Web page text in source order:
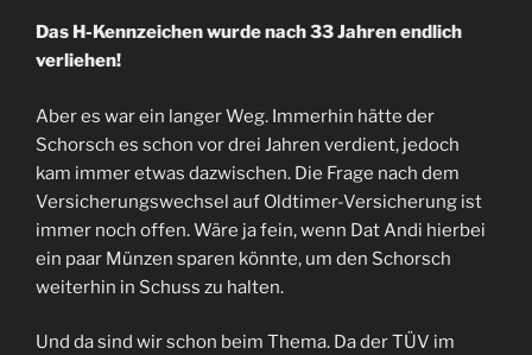
Das H-Kennzeichen wurde nach 33 Jahren endlich
verliehen!
Aber es war ein langer Weg. Immerhin hätte der
Schorsch es schon vor drei Jahren verdient, jedoch
kam immer etwas dazwischen. Die Frage nach dem
Versicherungswechsel auf Oldtimer-Versicherung ist
immer noch offen. Wäre ja fein, wenn Dat Andi hierbei
ein paar Münzen sparen könnte, um den Schorsch
weiterhin in Schuss zu halten.
Und da sind wir schon beim Thema. Da der TÜV im